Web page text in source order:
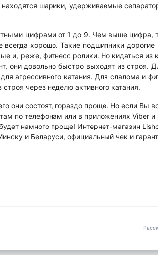
шарики, удерживаемые
цифрами от 1 до 9. Чем выше цифра,
хорошо. Такие подшипники дорогие
и, реже, фитнесс ролики. Но кидаться из
они довольно быстро выходят из строя.
агрессивного катания. Для слалома и
через неделю активного катания.
они состоят, гораздо проще. Но если Вы
по телефонам или в приложениях Viber и
намного проще! Интернет-магазин
и Беларуси, официальный чек и